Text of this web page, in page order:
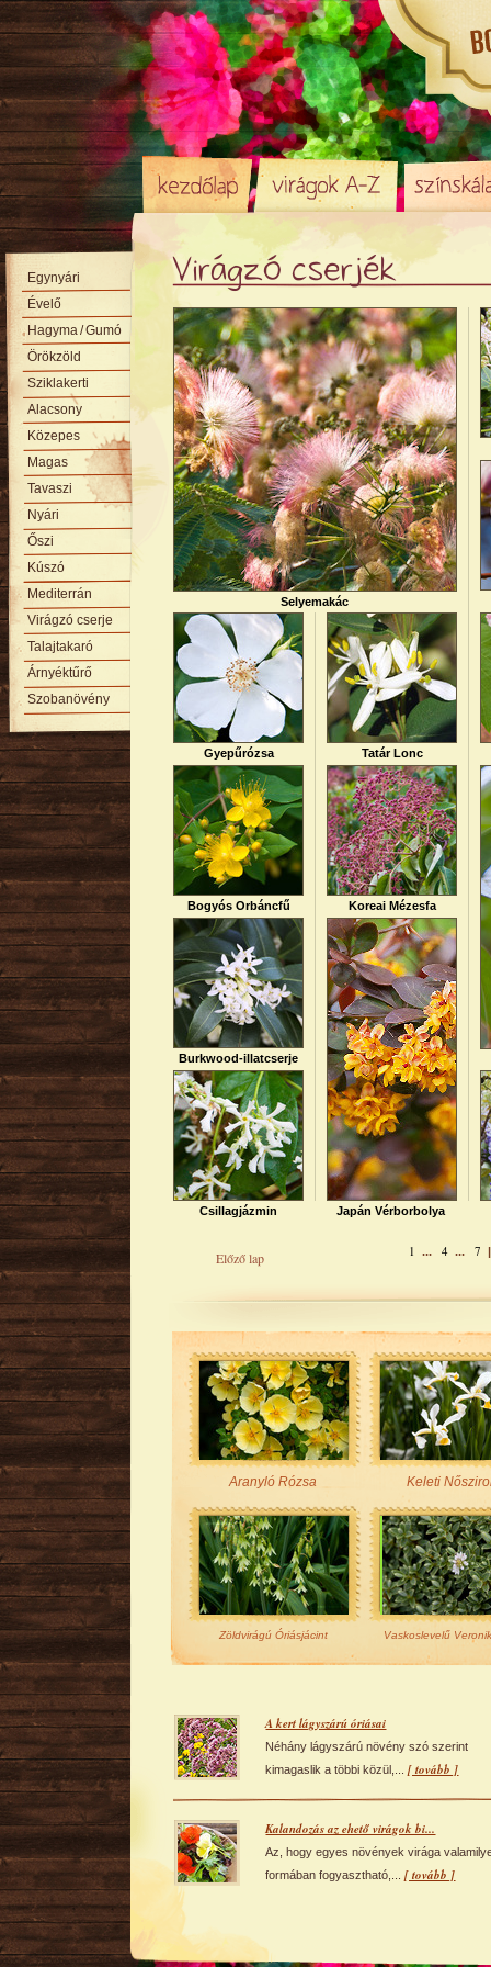
Virágzó cserjék
Gyepűrózsa Tatár Lonc
Bogyós Orbáncfű Koreai Mézesfa
Burkwood-illatcserje
Csillagjázmin Japán Vérborbolya
Selyemakác
Előző lap 1 ...4 ...7
Egynyári
Évelő
Hagyma/ Gumó
Örökzöld
Sziklakerti
Alacsony
Közepes
Magas
Tavaszi
Nyári
Őszi
Kúszó
Mediterrán
Virágzó cserje
Talajtakaró
Árnyéktűrő
Szobanövény
Aranyló Rózsa Keleti
Zöldvirágú Óriásjácint Vaskoslevelű
A kert lágyszárú óriásai
Néhány lágyszárú növény szó szerint
kimagaslik a többi közül,...[ tovább ]
Kalandozás az ehető virágok bi...
Az, hogy egyes növények virága
formában fogyasztható,...[ tovább ]